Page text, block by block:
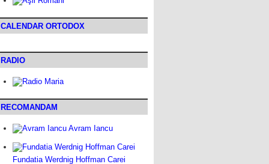
CALENDAR ORTODOX
RADIO
RECOMANDAM
Avram Iancu
Fundatia Werdnig Hoffman Carei